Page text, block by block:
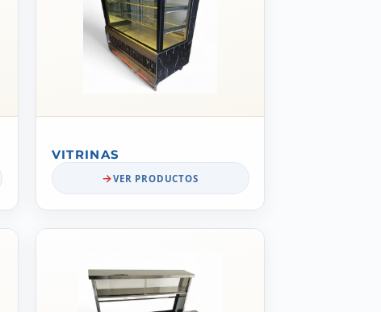
VITRINAS
VER PRODUCTOS